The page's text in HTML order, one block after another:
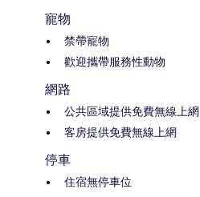
寵物
禁帶寵物
歡迎攜帶服務性動物
網路
公共區域提供免費無線上網
客房提供免費無線上網
停車
住宿無停車位